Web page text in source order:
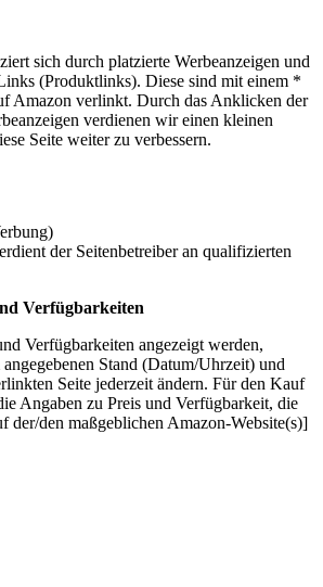
sich durch platzierte Werbeanzeigen und
(Produktlinks). Diese sind mit einem *
Amazon verlinkt. Durch das Anklicken der
verdienen wir einen kleinen
Seite weiter zu verbessern.
der Seitenbetreiber an qualifizierten
Verfügbarkeiten
Verfügbarkeiten angezeigt werden,
angegebenen Stand (Datum/Uhrzeit) und
Seite jederzeit ändern. Für den Kauf
Angaben zu Preis und Verfügbarkeit, die
der/den maßgeblichen Amazon-Website(s)]